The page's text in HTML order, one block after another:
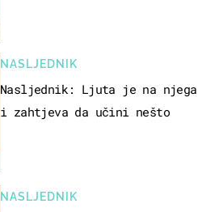
NASLJEDNIK
Nasljednik: Ljuta je na njega
i zahtjeva da učini nešto
NASLJEDNIK